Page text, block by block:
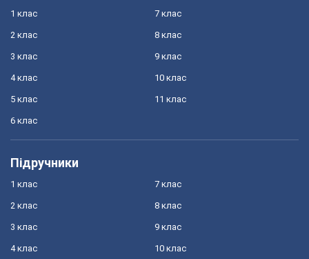
1 клас
2 клас
3 клас
4 клас
5 клас
6 клас
7 клас
8 клас
9 клас
10 клас
11 клас
Підручники
1 клас
2 клас
3 клас
4 клас
7 клас
8 клас
9 клас
10 клас